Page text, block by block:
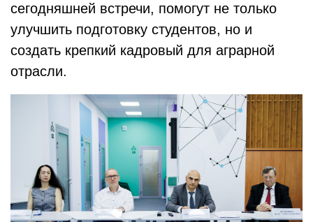
сегодняшней встречи, помогут не только
улучшить подготовку студентов, но и
создать крепкий кадровый для аграрной
отрасли.